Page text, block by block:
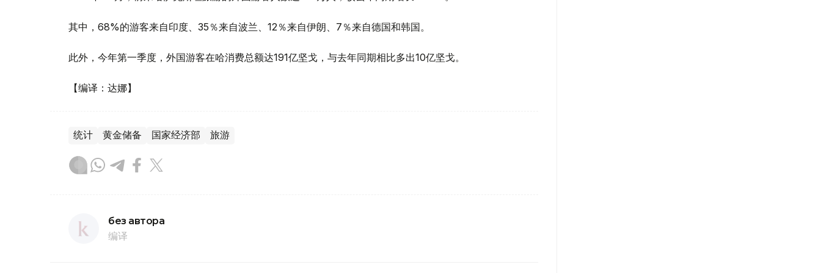
其中，68%的游客来自印度、35％来自波兰、12％来自伊朗、7％来自德国和韩国。
此外，今年第一季度，外国游客在哈消费总额达191亿坚戈，与去年同期相比多出10亿坚戈。
【编译：达娜】
统计 黄金储备 国家经济部 旅游
без автора
编译